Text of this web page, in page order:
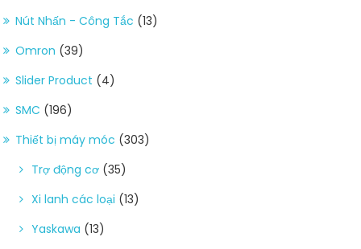
Nút Nhấn - Công Tắc (13)
Omron (39)
Slider Product (4)
SMC (196)
Thiết bị máy móc (303)
Trợ động cơ (35)
Xi lanh các loại (13)
Yaskawa (13)